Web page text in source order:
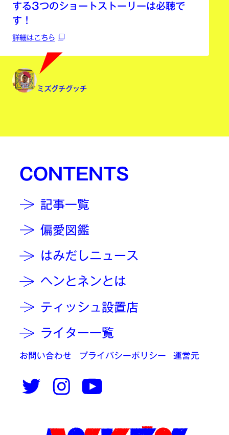
する3つのショートストーリーは必聴で
す！
詳細はこちら
ミズグチグッチ
CONTENTS
記事一覧
偏愛図鑑
はみだしニュース
ヘンとネンとは
ティッシュ設置店
ライター一覧
お問い合わせ プライバシーポリシー 運営元